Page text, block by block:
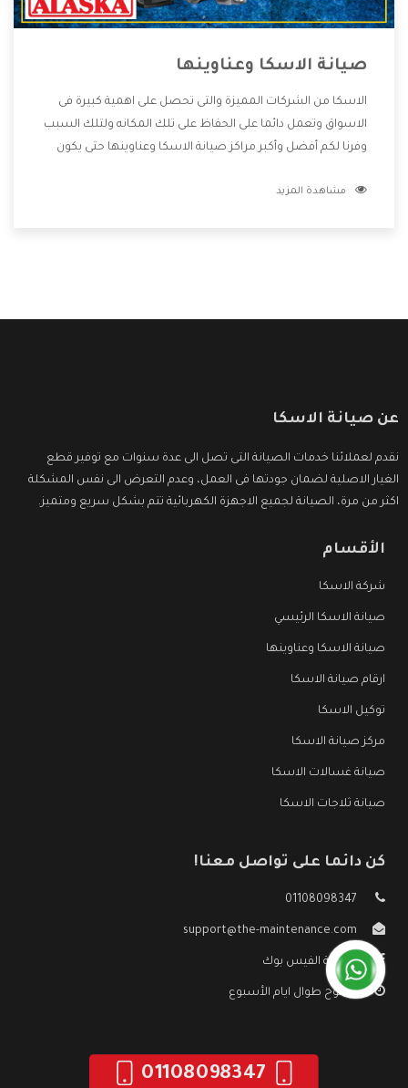
صيانة الاسكا وعناوينها
الاسكا من الشركات المميزة والتى تحصل على اهمية كبيرة فى
الاسواق وتعمل دائما على الحفاظ على تلك المكانه ولتلك السبب
وفرنا لكم أفضل وأكبر مراكز صيانة الاسكا وعناوينها حتى يكون
دون اى ازعاج كما أننا نهتم بكل ما يحتاجه المستهلك لكى نحافظ
مشاهدة المزيد
عن صيانة الاسكا
نقدم لعملائنا خدمات الصيانة التى تصل الى عدة سنوات مع توفير قطع
الغيار الاصلية لضمان جودتها فى العمل، وعدم التعرض الى نفس المشكلة
اكثر من مرة، الصيانة لجميع الاجهزة الكهربائية تتم بشكل سريع ومتميز.
الأقسام
شركة الاسكا
صيانة الاسكا الرئيسي
صيانة الاسكا وعناوينها
ارقام صيانة الاسكا
توكيل الاسكا
مركز صيانة الاسكا
صيانة غسالات الاسكا
صيانة ثلاجات الاسكا
كن دائما على تواصل معنا!
01108098347
support@the-maintenance.com
صفحة الفيس بوك
مفتوح طوال ايام الأسبوع
01108098347